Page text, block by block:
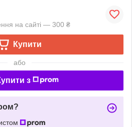
на сайті — 300 ₴
Купити
або
з